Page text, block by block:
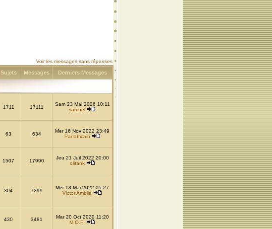
Voir les messages sans réponses
Sujets Messages Derniers Messages
1711 17111
Sam 23 Mai 2026 10:11
samuel
63 634
Mer 16 Nov 2022 23:49
Panafricain
1507 17990
Jeu 21 Juil 2022 20:00
olitank
304 7299
Mer 18 Mai 2022 05:27
Victor Ambila
430 3481
Mar 20 Oct 2020 11:20
M.O.P.